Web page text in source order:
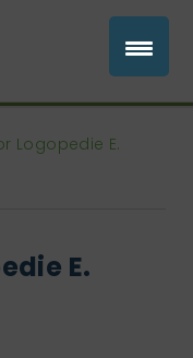
Logopedie E.
E.